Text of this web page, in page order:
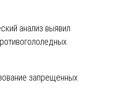
анализ выявил
запрещенных